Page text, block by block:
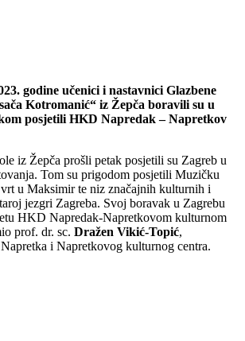
godine učenici i nastavnici Glazbene
Kotromanić“ iz Žepča boravili su u
posjetili HKD Napredak – Napretkov
iz Žepča prošli petak posjetili su Zagreb u
Tom su prigodom posjetili Muzičku
u Maksimir te niz značajnih kulturnih i
jezgri Zagreba. Svoj boravak u Zagrebu
HKD Napredak-Napretkovom kulturnom
prof. dr. sc. Dražen Vikić-Topić,
i Napretkovog kulturnog centra.